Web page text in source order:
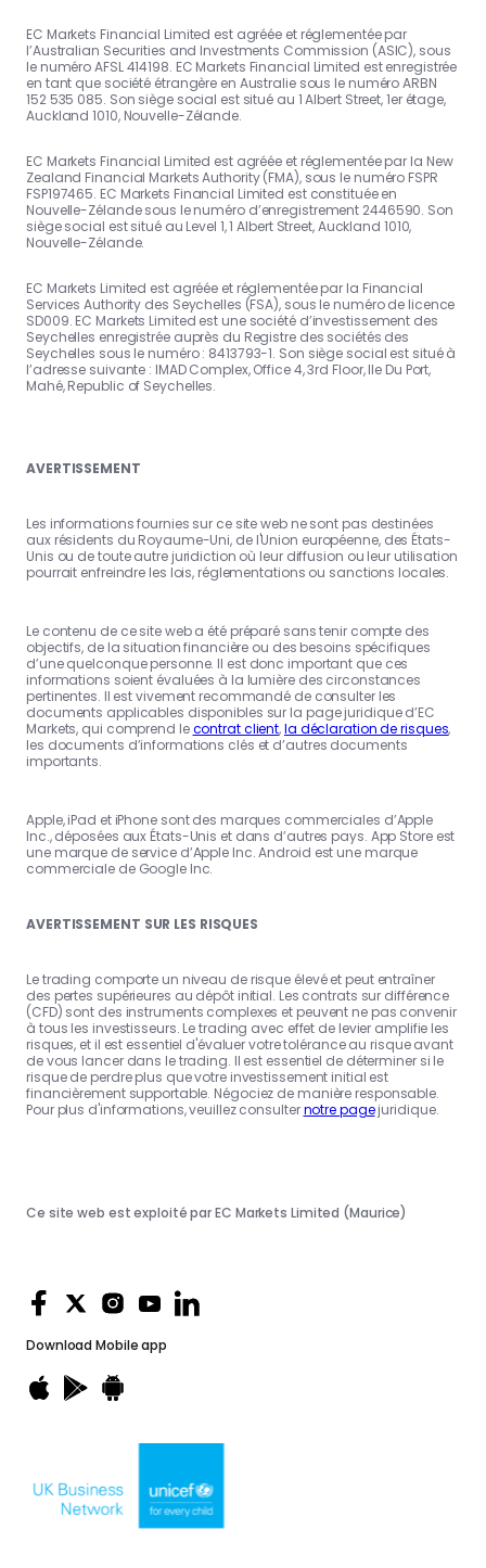
EC Markets Financial Limited est agréée et réglementée par
l’Australian Securities and Investments Commission (ASIC), sous
le numéro AFSL 414198. EC Markets Financial Limited est enregistrée
en tant que société étrangère en Australie sous le numéro ARBN
152 535 085. Son siège social est situé au 1 Albert Street, 1er étage,
Auckland 1010, Nouvelle-Zélande.
EC Markets Financial Limited est agréée et réglementée par la New
Zealand Financial Markets Authority (FMA), sous le numéro FSPR
FSP197465. EC Markets Financial Limited est constituée en
Nouvelle-Zélande sous le numéro d’enregistrement 2446590. Son
siège social est situé au Level 1, 1 Albert Street, Auckland 1010,
Nouvelle-Zélande.
EC Markets Limited est agréée et réglementée par la Financial
Services Authority des Seychelles (FSA), sous le numéro de licence
SD009. EC Markets Limited est une société d’investissement des
Seychelles enregistrée auprès du Registre des sociétés des
Seychelles sous le numéro : 8413793-1. Son siège social est situé à
l’adresse suivante : IMAD Complex, Office 4, 3rd Floor, Ile Du Port,
Mahé, Republic of Seychelles.
AVERTISSEMENT
Les informations fournies sur ce site web ne sont pas destinées
aux résidents du Royaume-Uni, de l'Union européenne, des États-
Unis ou de toute autre juridiction où leur diffusion ou leur utilisation
pourrait enfreindre les lois, réglementations ou sanctions locales.
Le contenu de ce site web a été préparé sans tenir compte des
objectifs, de la situation financière ou des besoins spécifiques
d’une quelconque personne. Il est donc important que ces
informations soient évaluées à la lumière des circonstances
pertinentes. Il est vivement recommandé de consulter les
documents applicables disponibles sur la page juridique d’EC
Markets, qui comprend lecontrat client,la déclaration de risques,
les documents d’informations clés et d’autres documents
importants.
Apple, iPad et iPhone sont des marques commerciales d’Apple
Inc., déposées aux États-Unis et dans d’autres pays. App Store est
une marque de service d’Apple Inc. Android est une marque
commerciale de Google Inc.
AVERTISSEMENT SUR LES RISQUES
Le trading comporte un niveau de risque élevé et peut entraîner
des pertes supérieures au dépôt initial. Les contrats sur différence
(CFD) sont des instruments complexes et peuvent ne pas convenir
à tous les investisseurs. Le trading avec effet de levier amplifie les
risques, et il est essentiel d'évaluer votre tolérance au risque avant
de vous lancer dans le trading. Il est essentiel de déterminer si le
risque de perdre plus que votre investissement initial est
financièrement supportable. Négociez de manière responsable.
Pour plus d'informations, veuillez consulternotre pagejuridique.
Download Mobile app
Ce site web est exploité par EC Markets Limited (Maurice)